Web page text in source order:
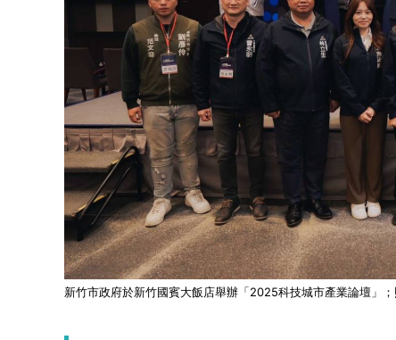
美
國
專
新竹市政府於新竹國賓大飯店舉辦「2025科技城市產業論壇」